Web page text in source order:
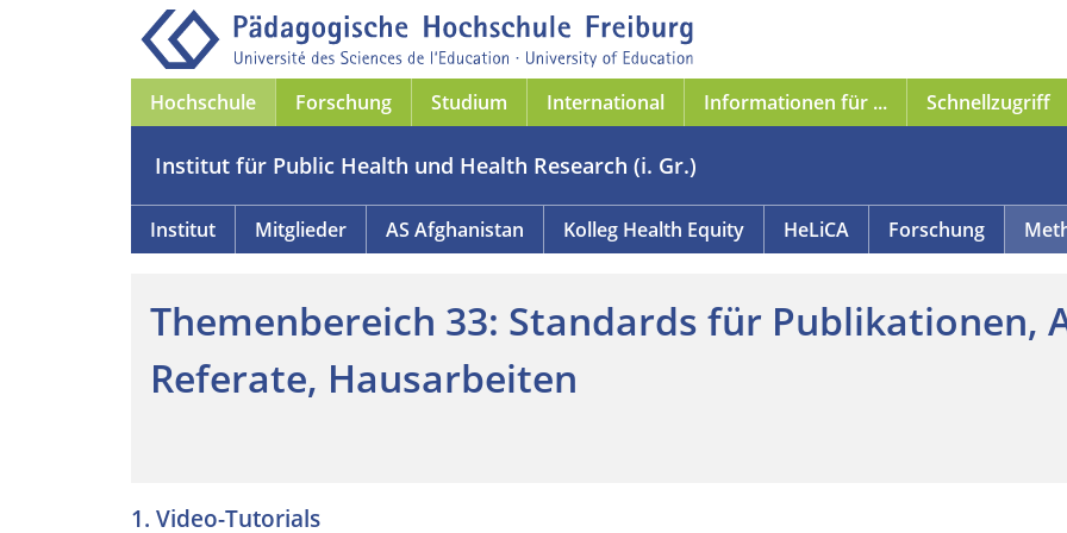
Hochschule Forschung Studium International Informationen für ... Schnellzugriff
Institut für Public Health und Health Research (i. Gr.)
Institut Mitglieder AS Afghanistan Kolleg Health Equity HeLiCA Forschung
Themenbereich 33: Standards für Publikationen,
Referate, Hausarbeiten
1. Video-Tutorials